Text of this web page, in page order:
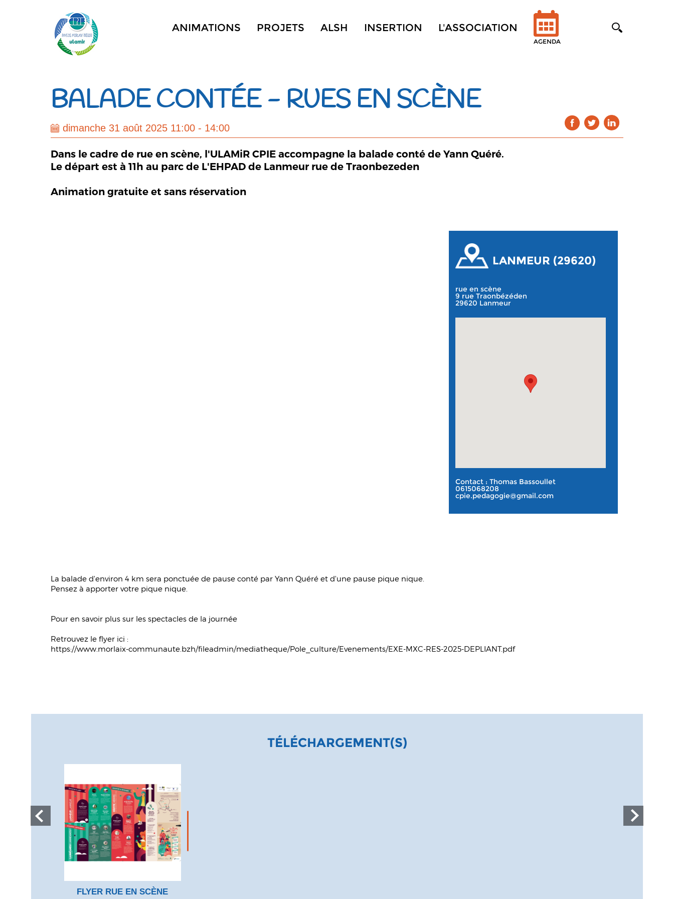
ANIMATIONS PROJETS ALSH INSERTION L'ASSOCIATION
AGENDA
BALADE CONTÉE - RUES EN SCÈNE
dimanche 31 août 2025 11:00 - 14:00
Dans le cadre de rue en scène, l'ULAMiR CPIE accompagne la balade conté de Yann Quéré.
Le départ est à 11h au parc de L'EHPAD de Lanmeur rue de Traonbezeden
Animation gratuite et sans réservation
LANMEUR (29620)
rue en scène
9 rue Traonbézéden
29620 Lanmeur
Contact : Thomas Bassoullet
0615068208
cpie.pedagogie@gmail.com
La balade d'environ 4 km sera ponctuée de pause conté par Yann Quéré et d'une pause pique nique.
Pensez à apporter votre pique nique.
Pour en savoir plus sur les spectacles de la journée
Retrouvez le flyer ici :
https://www.morlaix-communaute.bzh/fileadmin/mediatheque/Pole_culture/Evenements/EXE-MXC-RES-2025-DEPLIANT.pdf
TÉLÉCHARGEMENT(S)
FLYER RUE EN SCÈNE